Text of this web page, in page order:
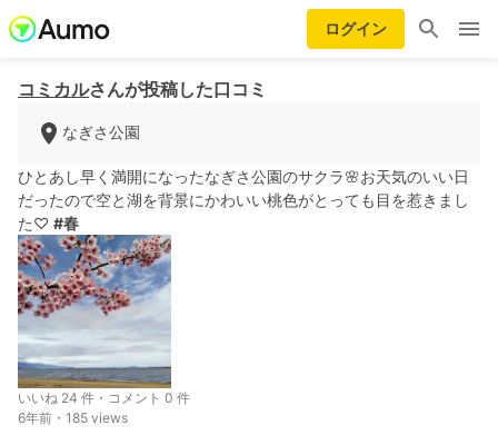
ログイン
コミカルさんが投稿した口コミ
なぎさ公園
ひとあし早く満開になったなぎさ公園のサクラ🌸お天気のいい日
だったので空と湖を背景にかわいい桃色がとっても目を惹きまし
た♡ #春
いいね 24 件・コメント 0 件
6年前・185 views